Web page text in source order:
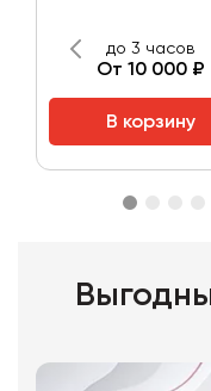
до 3 часов
От 10 000 ₽
В корзину